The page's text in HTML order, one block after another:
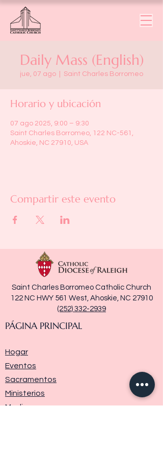
Daily Mass (English)
jue, 07 ago Saint Charles Borromeo
Horario y ubicación
07 ago 2025, 9:00 – 9:30
Saint Charles Borromeo, 122 NC-561,
Ahoskie, NC 27910, USA
Compartir este evento
Saint Charles Borromeo Catholic Church
122 NC HWY 561 West, Ahoskie, NC 27910
(252) 332-2939
PÁGINA PRINCIPAL
Hogar
Eventos
Sacramentos
Ministerios
Media